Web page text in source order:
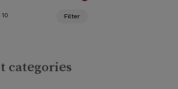
Filter
categories